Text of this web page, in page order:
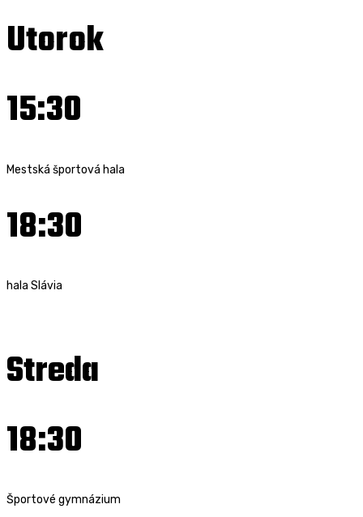
Utorok
15:30
Mestská športová hala
18:30
hala Slávia
Streda
18:30
Športové gymnázium